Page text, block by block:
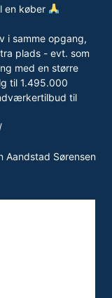
en køber
i samme opgang,
plads - evt. som
med en større
til 1.495.000
til
Aandstad Sørensen